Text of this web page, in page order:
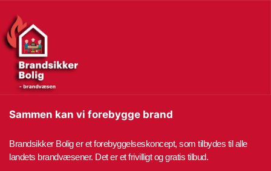
Sammen kan vi forebygge brand
Brandsikker Bolig er et forebyggelseskoncept, som tilbydes til alle
landets brandvæsener. Det er et frivilligt og gratis tilbud.